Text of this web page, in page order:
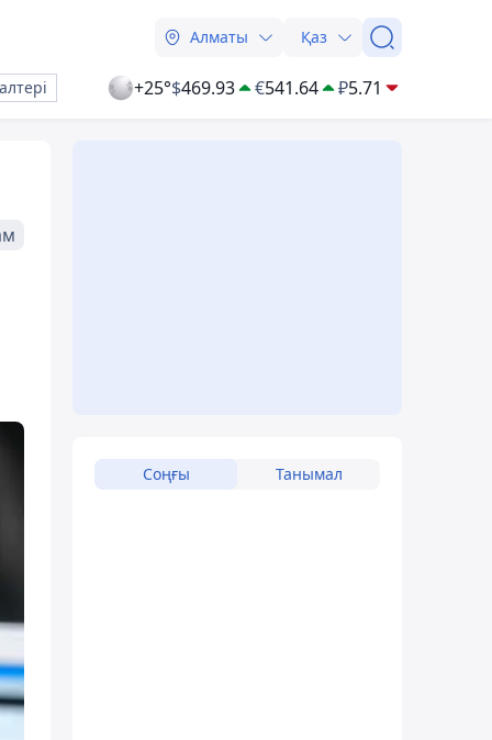
Алматы Қаз
+25°$469.93 €541.64 ₽5.71
Соңғы Танымал